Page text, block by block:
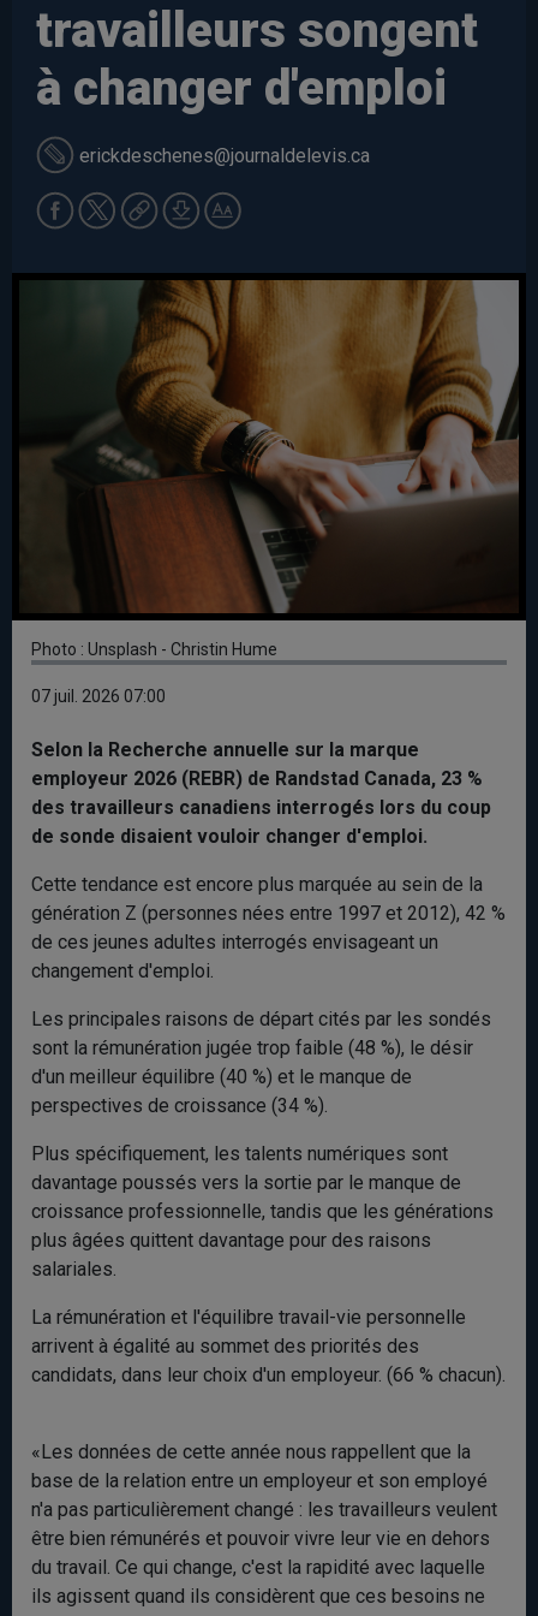
travailleurs songent
à changer d'emploi
erickdeschenes@journaldelevis.ca
Photo : Unsplash - Christin Hume
07 juil. 2026 07:00
Selon la Recherche annuelle sur la marque
employeur 2026 (REBR) de Randstad Canada, 23 %
des travailleurs canadiens interrogés lors du coup
de sonde disaient vouloir changer d'emploi.
Cette tendance est encore plus marquée au sein de la
génération Z (personnes nées entre 1997 et 2012), 42 %
de ces jeunes adultes interrogés envisageant un
changement d'emploi.
Les principales raisons de départ cités par les sondés
sont la rémunération jugée trop faible (48 %), le désir
d'un meilleur équilibre (40 %) et le manque de
perspectives de croissance (34 %).
Plus spécifiquement, les talents numériques sont
davantage poussés vers la sortie par le manque de
croissance professionnelle, tandis que les générations
plus âgées quittent davantage pour des raisons
salariales.
La rémunération et l'équilibre travail-vie personnelle
arrivent à égalité au sommet des priorités des
candidats, dans leur choix d'un employeur. (66 % chacun).
«Les données de cette année nous rappellent que la
base de la relation entre un employeur et son employé
n'a pas particulièrement changé : les travailleurs veulent
être bien rémunérés et pouvoir vivre leur vie en dehors
du travail. Ce qui change, c'est la rapidité avec laquelle
ils agissent quand ils considèrent que ces besoins ne